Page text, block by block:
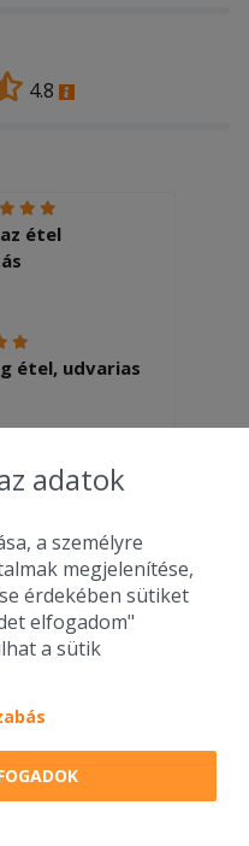
4.8
étel
étel, udvarias
lett
- Budaörs
adatok
a személyre
megjelenítése,
érdekében sütiket
elfogadom"
a sütik